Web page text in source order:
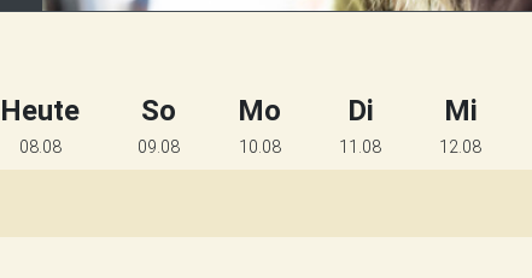
Heute
08.08
So
09.08
Mo
10.08
Di
11.08
Mi
12.08